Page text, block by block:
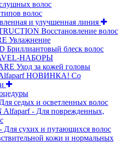
волос
волос
и улучшенная линия
Восстановление волос
Увлажнение
Бриллиантовый блеск волос
НАБОРЫ
Уход за кожей головы
НОВИНКА! Со
седых и осветленных волос
- Для поврежденных,
сухих и путающихся волос
кожи и нормальных